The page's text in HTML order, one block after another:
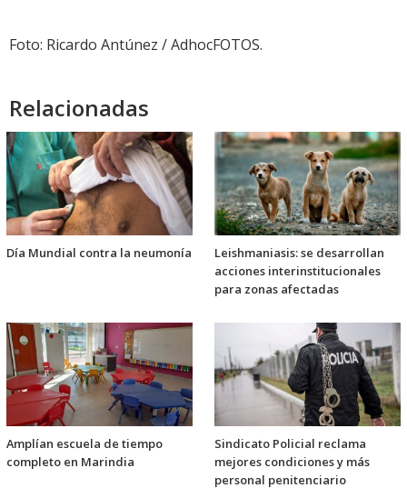
Foto: Ricardo Antúnez / AdhocFOTOS.
Relacionadas
Día Mundial contra la neumonía
Leishmaniasis: se desarrollan
acciones interinstitucionales
para zonas afectadas
Amplían escuela de tiempo
completo en Marindia
Sindicato Policial reclama
mejores condiciones y más
personal penitenciario